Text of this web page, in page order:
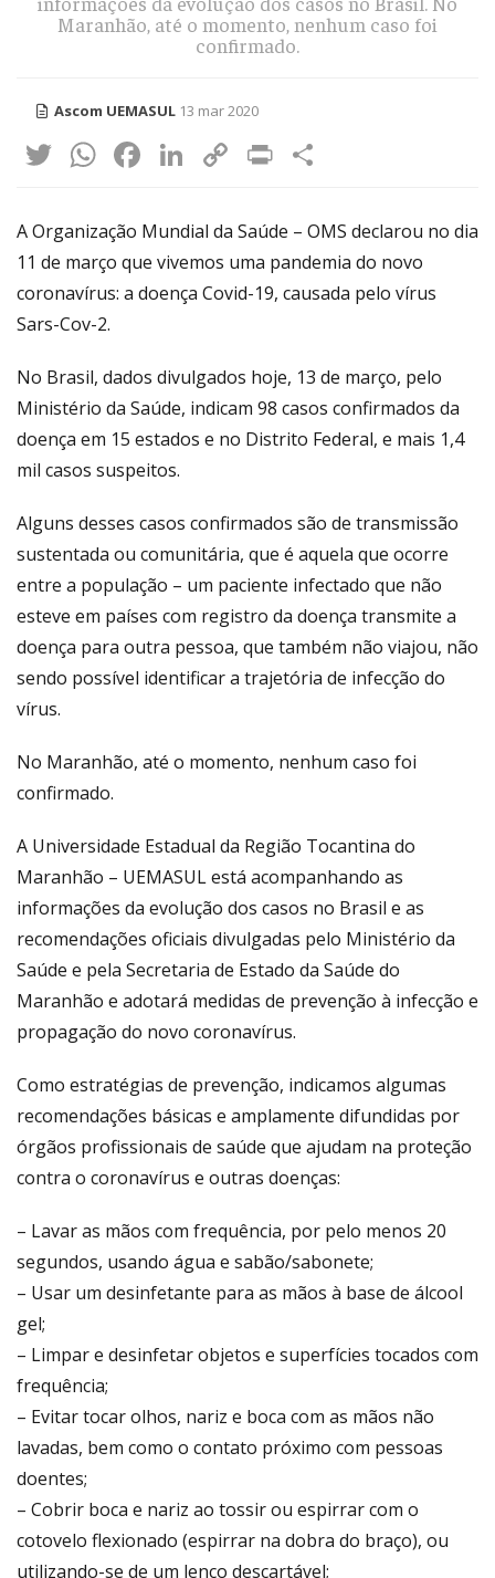
Maranhão, até o momento, nenhum caso foi
confirmado.
Ascom UEMASUL 13 mar 2020
Twitter
WhatsApp
Facebook
LinkedIn
CopyPrint
A Organização Mundial da Saúde – OMS declarou no dia
11 de março que vivemos uma pandemia do novo
coronavírus: a doença Covid-19, causada pelo vírus
Sars-Cov-2.
No Brasil, dados divulgados hoje, 13 de março, pelo
Ministério da Saúde, indicam 98 casos confirmados da
doença em 15 estados e no Distrito Federal, e mais 1,4
mil casos suspeitos.
Alguns desses casos confirmados são de transmissão
sustentada ou comunitária, que é aquela que ocorre
entre a população – um paciente infectado que não
esteve em países com registro da doença transmite a
doença para outra pessoa, que também não viajou, não
sendo possível identificar a trajetória de infecção do
vírus.
No Maranhão, até o momento, nenhum caso foi
confirmado.
A Universidade Estadual da Região Tocantina do
Maranhão – UEMASUL está acompanhando as
informações da evolução dos casos no Brasil e as
recomendações oficiais divulgadas pelo Ministério da
Saúde e pela Secretaria de Estado da Saúde do
Maranhão e adotará medidas de prevenção à infecção e
propagação do novo coronavírus.
Como estratégias de prevenção, indicamos algumas
recomendações básicas e amplamente difundidas por
órgãos profissionais de saúde que ajudam na proteção
contra o coronavírus e outras doenças:
– Lavar as mãos com frequência, por pelo menos 20
segundos, usando água e sabão/sabonete;
– Usar um desinfetante para as mãos à base de álcool
gel;
– Limpar e desinfetar objetos e superfícies tocados com
frequência;
– Evitar tocar olhos, nariz e boca com as mãos não
lavadas, bem como o contato próximo com pessoas
doentes;
– Cobrir boca e nariz ao tossir ou espirrar com o
cotovelo flexionado (espirrar na dobra do braço), ou
utilizando-se de um lenço descartável;